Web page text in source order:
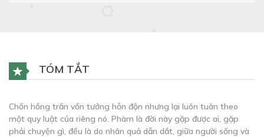
TÓM TẮT
Chốn hồng trần vốn tưởng hỗn độn nhưng lại luôn tuân theo
một quy luật của riêng nó. Phàm là đời này gặp được ai, gặp
phải chuyện gì, đều là do nhân quả dẫn dắt, giữa người sống và